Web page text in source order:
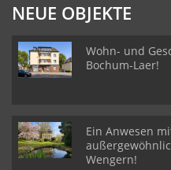
NEUE OBJEKTE
Wohn- und
Bochum-Laer!
Ein Anwesen
Wengern!